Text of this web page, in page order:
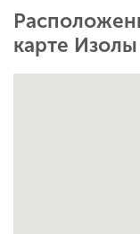
карте